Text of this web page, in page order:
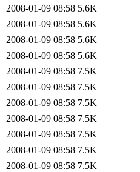
2008-01-09 08:58 5.6K
2008-01-09 08:58 5.6K
2008-01-09 08:58 5.6K
2008-01-09 08:58 5.6K
2008-01-09 08:58 7.5K
2008-01-09 08:58 7.5K
2008-01-09 08:58 7.5K
2008-01-09 08:58 7.5K
2008-01-09 08:58 7.5K
2008-01-09 08:58 7.5K
2008-01-09 08:58 7.5K